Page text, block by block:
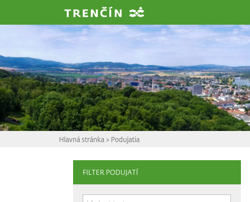
Hlavná stránka > Podujatia
FILTER PODUJATÍ